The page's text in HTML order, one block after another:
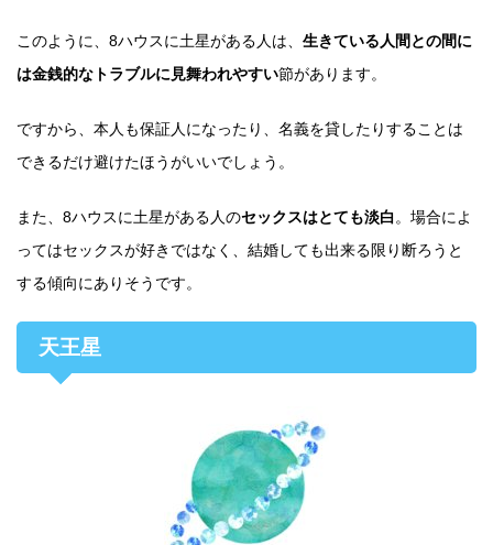
このように、8ハウスに土星がある人は、 生きている人間との間に
は金銭的なトラブルに見舞われやすい節があります。
ですから、本人も保証人になったり、名義を貸したりすることは
できるだけ避けたほうがいいでしょう。
また、8ハウスに土星がある人のセックスはとても淡白 。場合によ
ってはセックスが好きではなく、結婚しても出来る限り断ろうと
する傾向にありそうです。
天王星